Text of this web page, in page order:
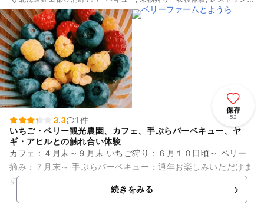
カフェ
保存
52
3.3
1件
いちご・ベリー観光農園、カフェ、手ぶらバーベキュー、ヤ
ギ・アヒルとの触れ合い体験
カフェ：４月末～９月末 いちご狩り：６月１０日頃～ ベリー
摘み：７月末～ 手ぶらバーベキュー：通年お楽しみいただけま
す。 屋内トイレ・屋外トイレどちらもあり、小さなお子様や女
続きをみる